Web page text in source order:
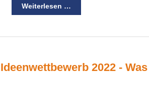
Weiterlesen …
Ideenwettbewerb 2022 -